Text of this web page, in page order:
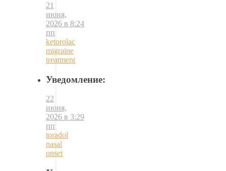
21
июня,
2026 в 8:24
пп
ketorolac
migraine
treatment
Уведомление:
22
июня,
2026 в 3:29
пп
toradol
nasal
onset